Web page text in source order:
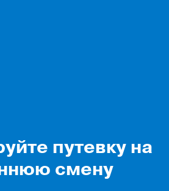
путевку на
смену